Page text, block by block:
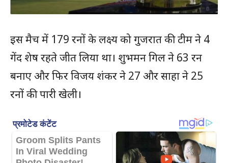
इस मैच में 179 रनों के लक्ष्य को गुजरात की टीम ने 4
गेंद शेष रहते जीत लिया था। शुभमन गिल ने 63 रन
बनाए और फिर विजय शंकर ने 27 और साहा ने 25
रनों की पारी खेली।